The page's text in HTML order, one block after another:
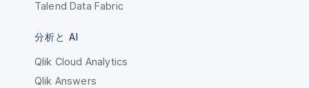
Talend Data Fabric
分析と AI
Qlik Cloud Analytics
Qlik Answers